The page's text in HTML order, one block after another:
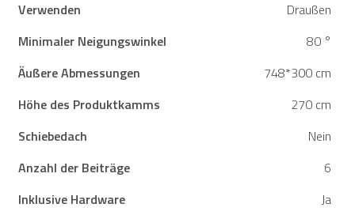
Verwenden
Draußen
Minimaler Neigungswinkel
80 °
Äußere Abmessungen
748*300 cm
Höhe des Produktkamms
270 cm
Schiebedach
Nein
Anzahl der Beiträge
6
Inklusive Hardware
Ja